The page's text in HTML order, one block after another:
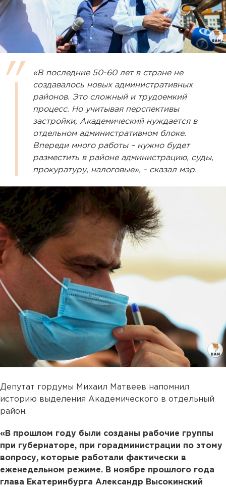
«В последние 50-60 лет в стране не
создавалось новых административных
районов. Это сложный и трудоемкий
процесс. Но учитывая перспективы
застройки, Академический нуждается в
отдельном административном блоке.
Впереди много работы – нужно будет
разместить в районе администрацию, суды,
прокуратуру, налоговые», - сказал мэр.
Депутат гордумы Михаил Матвеев напомнил
историю выделения Академического в отдельный
район.
«В прошлом году были созданы рабочие группы
при губернаторе, при горадминистрации по этому
вопросу, которые работали фактически в
еженедельном режиме. В ноябре прошлого года
глава Екатеринбурга Александр Высокинский